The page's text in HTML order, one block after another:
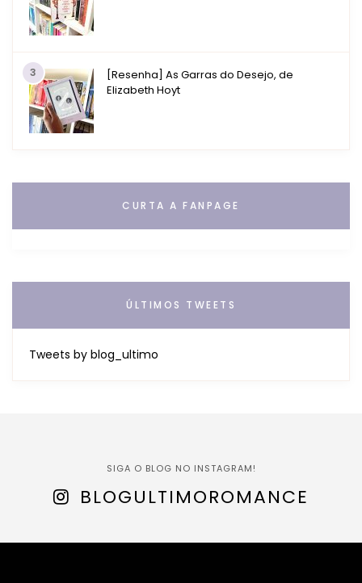
3
[Resenha] As Garras do Desejo, de
Elizabeth Hoyt
CURTA A FANPAGE
ÚLTIMOS TWEETS
Tweets by blog_ultimo
SIGA O BLOG NO INSTAGRAM!
BLOGULTIMOROMANCE